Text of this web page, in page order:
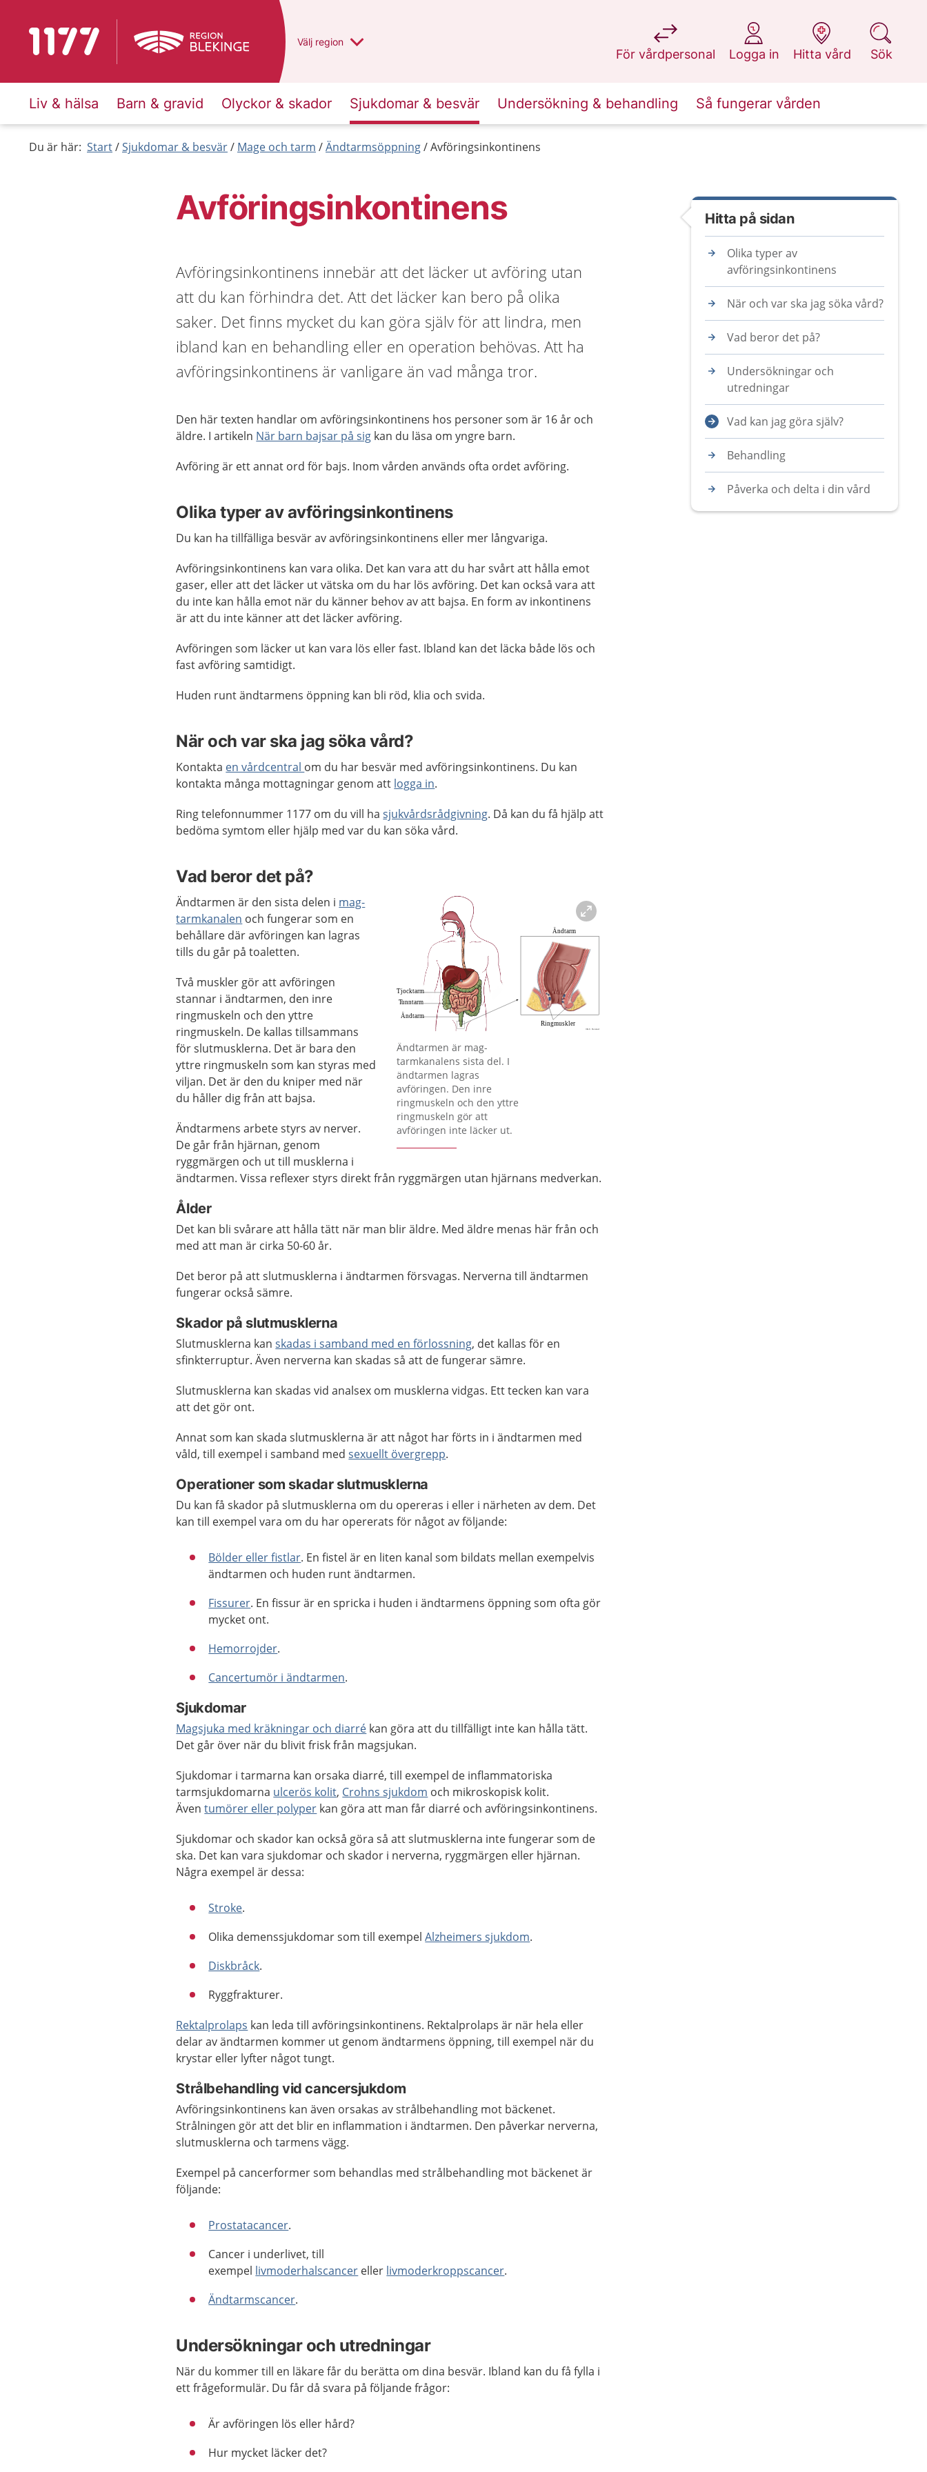
Till startsidan för 1177 Du har valt region
Välj en annan
region
För vårdpersonal
på 1177.se
Logga in
på 1177.se
Hitta vård
på 1177.se
Sök
på 1177.se
Liv & hälsa Barn & gravid Olyckor & skador Sjukdomar & besvär Undersökning & behandling Så fungerar vården
Du är här: Start Sjukdomar & besvär Mage och tarm Ändtarmsöppning Avföringsinkontinens
Avföringsinkontinens
Avföringsinkontinens innebär att det läcker ut avföring utan
att du kan förhindra det. Att det läcker kan bero på olika
saker. Det finns mycket du kan göra själv för att lindra, men
ibland kan en behandling eller en operation behövas. Att ha
avföringsinkontinens är vanligare än vad många tror.
Den här texten handlar om avföringsinkontinens hos personer som är 16 år och
äldre. I artikeln När barn bajsar på sig kan du läsa om yngre barn.
Avföring är ett annat ord för bajs. Inom vården används ofta ordet avföring.
Olika typer av avföringsinkontinens
Du kan ha tillfälliga besvär av avföringsinkontinens eller mer långvariga.
Avföringsinkontinens kan vara olika. Det kan vara att du har svårt att hålla emot
gaser, eller att det läcker ut vätska om du har lös avföring. Det kan också vara att
du inte kan hålla emot när du känner behov av att bajsa. En form av inkontinens
är att du inte känner att det läcker avföring.
Avföringen som läcker ut kan vara lös eller fast. Ibland kan det läcka både lös och
fast avföring samtidigt.
Huden runt ändtarmens öppning kan bli röd, klia och svida.
När och var ska jag söka vård?
Kontakta en vårdcentral om du har besvär med avföringsinkontinens. Du kan
kontakta många mottagningar genom att logga in.
Ring telefonnummer 1177 om du vill hasjukvårdsrådgivning. Då kan du få hjälp att
bedöma symtom eller hjälp med var du kan söka vård.
Vad beror det på?
Förstora bilden
Ändtarmen är mag-
tarmkanalens sista del. I
ändtarmen lagras
avföringen. Den inre
ringmuskeln och den yttre
ringmuskeln gör att
avföringen inte läcker ut.
Ändtarmen är den sista delen i mag-
tarmkanalen och fungerar som en
behållare där avföringen kan lagras
tills du går på toaletten.
Två muskler gör att avföringen
stannar i ändtarmen, den inre
ringmuskeln och den yttre
ringmuskeln. De kallas tillsammans
för slutmusklerna. Det är bara den
yttre ringmuskeln som kan styras med
viljan. Det är den du kniper med när
du håller dig från att bajsa.
Ändtarmens arbete styrs av nerver.
De går från hjärnan, genom
ryggmärgen och ut till musklerna i
ändtarmen. Vissa reflexer styrs direkt från ryggmärgen utan hjärnans medverkan.
Ålder
Det kan bli svårare att hålla tätt när man blir äldre. Med äldre menas här från och
med att man är cirka 50-60 år.
Det beror på att slutmusklerna i ändtarmen försvagas. Nerverna till ändtarmen
fungerar också sämre.
Skador på slutmusklerna
Slutmusklerna kanskadas i samband med en förlossning, det kallas för en
sfinkterruptur. Även nerverna kan skadas så att de fungerar sämre.
Slutmusklerna kan skadas vid analsex om musklerna vidgas. Ett tecken kan vara
att det gör ont.
Annat som kan skada slutmusklerna är att något har förts in i ändtarmen med
våld, till exempel i samband medsexuellt övergrepp.
Operationer som skadar slutmusklerna
Du kan få skador på slutmusklerna om du opereras i eller i närheten av dem. Det
kan till exempel vara om du har opererats för något av följande:
Bölder eller fistlar. En fistel är en liten kanal som bildats mellan exempelvis
ändtarmen och huden runt ändtarmen.
Fissurer. En fissur är en spricka i huden i ändtarmens öppning som ofta gör
mycket ont.
Hemorrojder.
Cancertumör i ändtarmen.
Sjukdomar
Magsjuka med kräkningar och diarré kan göra att du tillfälligt inte kan hålla tätt.
Det går över när du blivit frisk från magsjukan.
Sjukdomar i tarmarna kan orsaka diarré, till exempel de inflammatoriska
tarmsjukdomarna ulcerös kolit, Crohns sjukdom och mikroskopisk kolit.
Äventumörer eller polyper kan göra att man får diarré och avföringsinkontinens.
Sjukdomar och skador kan också göra så att slutmusklerna inte fungerar som de
ska. Det kan vara sjukdomar och skador i nerverna, ryggmärgen eller hjärnan.
Några exempel är dessa:
Stroke.
Olika demenssjukdomar som till exempelAlzheimers sjukdom.
Diskbråck.
Ryggfrakturer.
Rektalprolaps kan leda till avföringsinkontinens. Rektalprolaps är när hela eller
delar av ändtarmen kommer ut genom ändtarmens öppning, till exempel när du
krystar eller lyfter något tungt.
Strålbehandling vid cancersjukdom
Avföringsinkontinens kan även orsakas av strålbehandling mot bäckenet.
Strålningen gör att det blir en inflammation i ändtarmen. Den påverkar nerverna,
slutmusklerna och tarmens vägg.
Exempel på cancerformer som behandlas med strålbehandling mot bäckenet är
följande:
Prostatacancer.
Cancer i underlivet, till
exempel livmoderhalscancer eller livmoderkroppscancer.
Ändtarmscancer.
Undersökningar och utredningar
När du kommer till en läkare får du berätta om dina besvär. Ibland kan du få fylla i
ett frågeformulär. Du får då svara på följande frågor:
Är avföringen lös eller hård?
Hur mycket läcker det?
Hitta på sidan
Olika typer av
avföringsinkontinens
När och var ska jag söka vård?
Vad beror det på?
Undersökningar och
utredningar
Vad kan jag göra själv?
Behandling
Påverka och delta i din vård